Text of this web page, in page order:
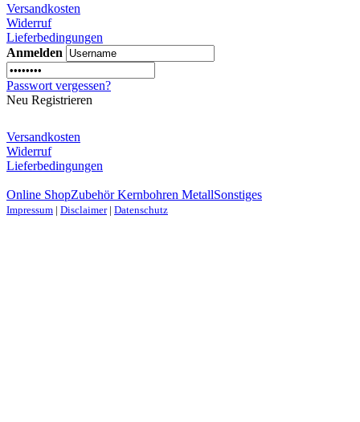
Versandkosten
Widerruf
Lieferbedingungen
Anmelden
Passwort vergessen?
Neu Registrieren
Versandkosten
Widerruf
Lieferbedingungen
Online ShopZubehör Kernbohren MetallSonstiges
Impressum | Disclaimer| Datenschutz